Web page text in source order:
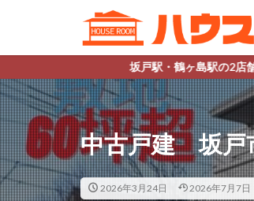
ヶ島駅の2店舗にて 売買仲介・賃貸管理をメイ
中古戸建 坂戸
2026年3月24日 2026年7月7日